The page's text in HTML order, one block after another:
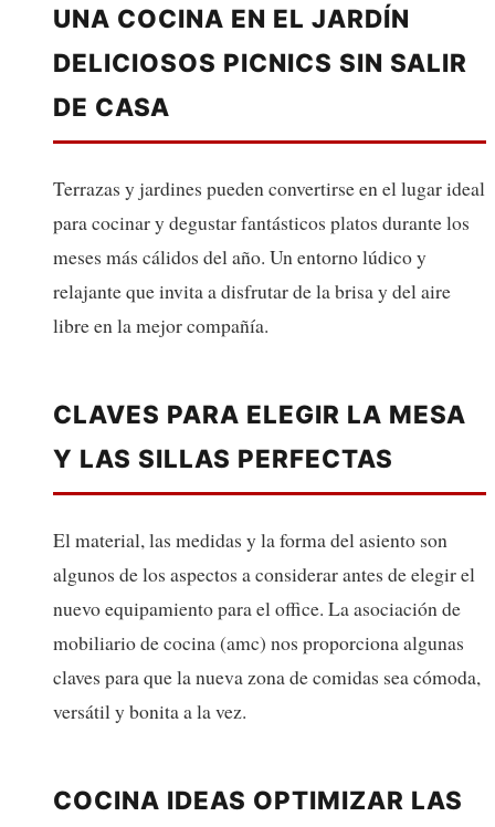
UNA COCINA EN EL JARDÍN
DELICIOSOS PICNICS SIN SALIR
DE CASA
Terrazas y jardines pueden convertirse en el lugar ideal
para cocinar y degustar fantásticos platos durante los
meses más cálidos del año. Un entorno lúdico y
relajante que invita a disfrutar de la brisa y del aire
libre en la mejor compañía.
CLAVES PARA ELEGIR LA MESA
Y LAS SILLAS PERFECTAS
El material, las medidas y la forma del asiento son
algunos de los aspectos a considerar antes de elegir el
nuevo equipamiento para el office. La asociación de
mobiliario de cocina (amc) nos proporciona algunas
claves para que la nueva zona de comidas sea cómoda,
versátil y bonita a la vez.
COCINA IDEAS OPTIMIZAR LAS